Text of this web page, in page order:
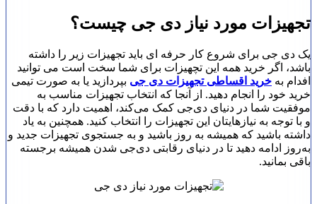
تجهیزات مورد نیاز دی جی چیست؟
یک دی جی برای شروع کار حرفه ای باید تجهیزات زیر را داشته
باشد، اگر خرید همه این تچهیزات برای شما سخت است می توانید
افدام به خرید اقساطی تجهیزات دی جی بپردازید یا به صورت تیمی
خرید خود را انجام دهید. از آنجا که انتخاب تجهیزات مناسب به
موفقیت شما در دنیای دی‌جی کمک می‌کند، اهمیت دارد که با دقت
و با توجه به نیازهایتان این تجهیزات را انتخاب کنید. همچنین به یاد
داشته باشید که همیشه به روز باشید و به جستجوی تجهیزات جدید و
به‌روز ادامه دهید تا در دنیای رقابتی دی‌جی شدن همیشه برجسته
باقی بمانید.